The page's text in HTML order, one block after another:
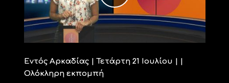
Εντός Αρκαδίας | Τετάρτη 21 Ιουλίου | |
Ολόκληρη εκπομπή